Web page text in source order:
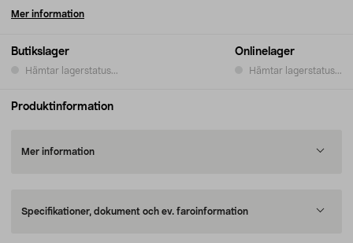
Butikslager
Hämtar lagerstatus...
Onlinelager
Hämtar lagerstatus...
Mer information
Produktinformation
Mer information
Specifikationer, dokument och ev. faroinformation